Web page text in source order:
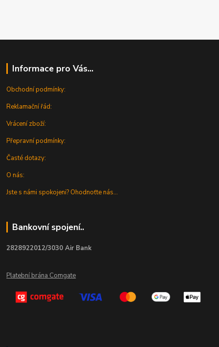
Informace pro Vás...
Obchodní podmínky:
Reklamační řád:
Vrácení zboží:
Přepravní podmínky:
Časté dotazy:
O nás:
Jste s námi spokojeni? Ohodnoťte nás...
Bankovní spojení..
2828922012/3030 Air Bank
Platební brána Comgate